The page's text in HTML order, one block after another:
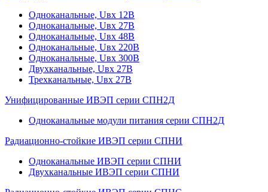
Одноканальные, Uвх 12В
Одноканальные, Uвх 27В
Одноканальные, Uвх 48В
Одноканальные, Uвх 220В
Одноканальные, Uвх 300В
Двухканальные, Uвх 27В
Трехканальные, Uвх 27В
Унифицированные ИВЭП серии СПН2Д
Одноканальные модули питания серии СПН2Д
Радиационно-стойкие ИВЭП серии СПНИ
Одноканальные ИВЭП серии СПНИ
Двухканальные ИВЭП серии СПНИ